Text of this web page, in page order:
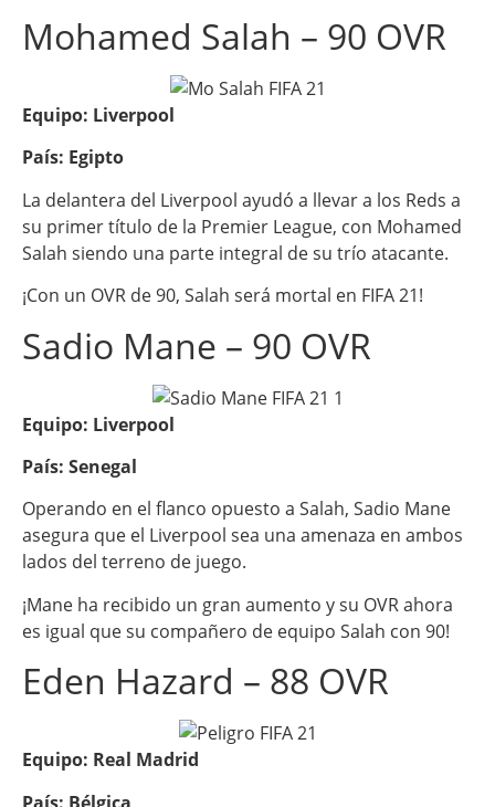
Mohamed Salah – 90 OVR
Equipo: Liverpool
País: Egipto
La delantera del Liverpool ayudó a llevar a los Reds a
su primer título de la Premier League, con Mohamed
Salah siendo una parte integral de su trío atacante.
¡Con un OVR de 90, Salah será mortal en FIFA 21!
Sadio Mane – 90 OVR
Equipo: Liverpool
País: Senegal
Operando en el flanco opuesto a Salah, Sadio Mane
asegura que el Liverpool sea una amenaza en ambos
lados del terreno de juego.
¡Mane ha recibido un gran aumento y su OVR ahora
es igual que su compañero de equipo Salah con 90!
Eden Hazard – 88 OVR
Equipo: Real Madrid
País: Bélgica